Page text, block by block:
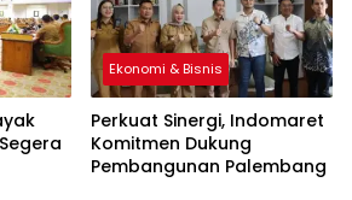
Ekonomi & Bisnis
Perkuat Sinergi, Indomaret
Komitmen Dukung
Pembangunan Palembang